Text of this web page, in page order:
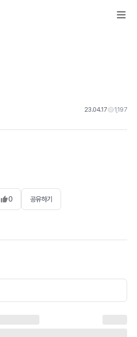
23.04.17 1,197
0 공유하기